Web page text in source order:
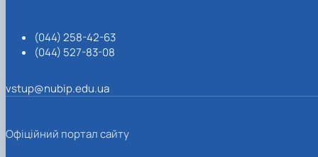
(044) 258-42-63
(044) 527-83-08
vstup@nubip.edu.ua
Офіційний портал сайту